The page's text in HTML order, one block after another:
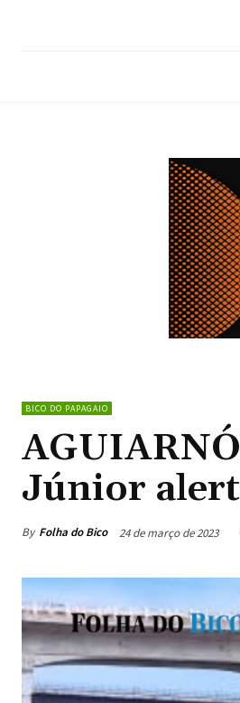
BICO DO PAPAGAIO
Júnior
By Folha do Bico 24 de março de 2023